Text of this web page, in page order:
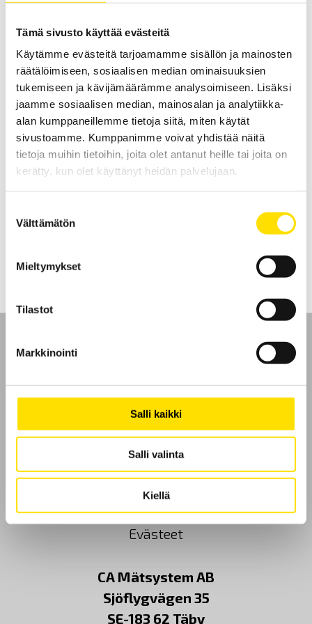
Tämä sivusto käyttää evästeitä
Käytämme evästeitä tarjoamamme sisällön ja mainosten
räätälöimiseen, sosiaalisen median ominaisuuksien
tukemiseen ja kävijämäärämme analysoimiseen. Lisäksi
jaamme sosiaalisen median, mainosalan ja analytiikka-
alan kumppaneillemme tietoja siitä, miten käytät
sivustoamme. Kumppanimme voivat yhdistää näitä
tietoja muihin tietoihin, joita olet antanut heille tai joita on
kerätty, kun olet käyttänyt heidän palvelujaan.
valinta
Välttämätön
Mieltymykset
Tilastot
Markkinointi
Salli kaikki
Salli valinta
Kiellä
voidaan myös käyttää sellaisenaan.
Etusivu
Ota yhteyttä
Tietoa meistä
GDPR
Evästeet
CA Mätsystem AB
Sjöflygvägen 35
SE-183 62 Täby